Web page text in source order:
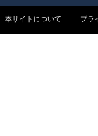
本サイトについて プラ